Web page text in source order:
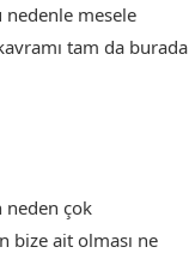
nedenle mesele
tam da burada
neden çok
bize ait olması ne